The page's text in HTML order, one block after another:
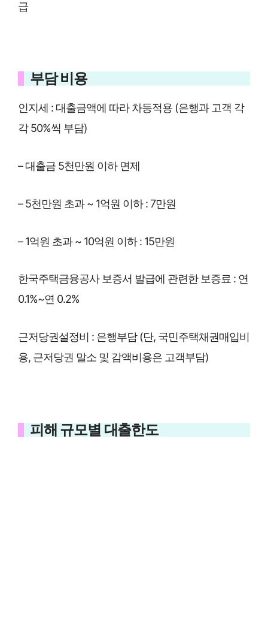
급
부담 비용
인지세 : 대출금액에 따라 차등적용 (은행과 고객 각
각 50%씩 부담)
– 대출금 5천만원 이하 면제
– 5천만원 초과 ~ 1억원 이하 : 7만원
– 1억원 초과 ~ 10억원 이하 : 15만원
한국주택금융공사 보증서 발급에 관련한 보증료 : 연
0.1%~연 0.2%
근저당권설정비 : 은행부담 (단, 국민주택채권매입비
용, 근저당권 말소 및 감액비용은 고객부담)
피해 규모별 대출한도